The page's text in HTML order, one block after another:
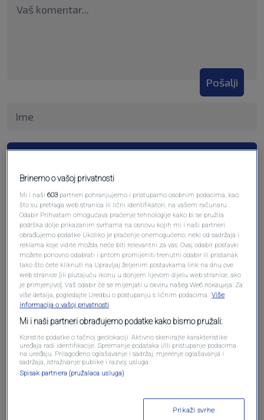
Pošalji
Oglas
Brinemo o vašoj privatnosti
Mi i naši603 partneri pohranjujemo i pristupamo osobnim podacima, kao
što su pretraga web stranica ili lični identifikatori, na vašem računaru .
Odabir Prihvatam omogućava praćenje tehnologije kako bi se pružila
podrška dolje prikazanim svrhama na osnovu kojih mi i naši partneri
obrađujemo podatke Ukoliko je praćenje onemogućeno, neki od sadržaja i
reklama koje vidite možda neće biti relevantni za vas. Ovaj odabir postavki
možete ponovno odabrati i pritom promijeniti trenutni odabir ili pristanak
tako što ćete kliknuti na Upravljaj željenim postavkama link na dnu ove
web stranice [ili plutajuću ikonu u donjem lijevom dijelu web stranice, ako
je primjenjivo]. Vaš odabir će se mijenjati u okviru našeg Wеб локација. Za
više detalja, pogledajte Uredbu o postupanju s ličnim podacima. Više
informacija o vašoj privatnosti
Mi i naši partneri obrađujemo podatke kako bismo pružali:
Koristite podatke o tačnoj geolokaciji. Aktivno skenirajte karakteristike
uređaja radi identifikacije. Spremanje podataka i/ili pristupanje podacima
na uređaju. Prilagođeno oglašavanje i sadržaj, mjerenje oglašavanja i
sadržaja, istraživanje publike i razvoj usluga.
Spisak partnera (pružalaca usluga)
Prikaži svrhe